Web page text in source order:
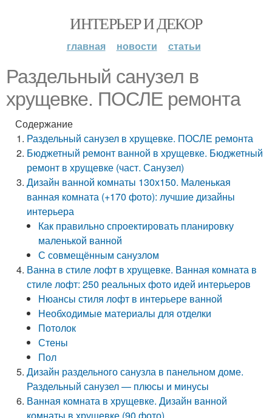
ИНТЕРЬЕР И ДЕКОР
главная новости статьи
Раздельный санузел в
хрущевке. ПОСЛЕ ремонта
Содержание
Раздельный санузел в хрущевке. ПОСЛЕ ремонта
Бюджетный ремонт ванной в хрущевке. Бюджетный
ремонт в хрущевке (част. Санузел)
Дизайн ванной комнаты 130х150. Маленькая
ванная комната (+170 фото): лучшие дизайны
интерьера
Как правильно спроектировать планировку
маленькой ванной
С совмещённым санузлом
Ванна в стиле лофт в хрущевке. Ванная комната в
стиле лофт: 250 реальных фото идей интерьеров
Нюансы стиля лофт в интерьере ванной
Необходимые материалы для отделки
Потолок
Стены
Пол
Дизайн раздельного санузла в панельном доме.
Раздельный санузел — плюсы и минусы
Ванная комната в хрущевке. Дизайн ванной